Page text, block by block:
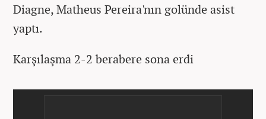
Diagne, Matheus Pereira'nın golünde asist
yaptı.
Karşılaşma 2-2 berabere sona erdi